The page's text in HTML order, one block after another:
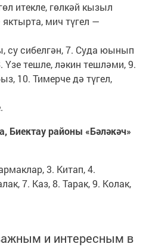
итекле, гөлкәй кызыл
мич түгел —
су сибелгән, 7. Суда юынып
тешле, ләкин тешләми, 9.
10. Тимерче дә түгел,
Биектау районы «Бәләкәч»
3. Китап, 4.
7. Каз, 8. Тарак, 9. Колак,
и интересным в